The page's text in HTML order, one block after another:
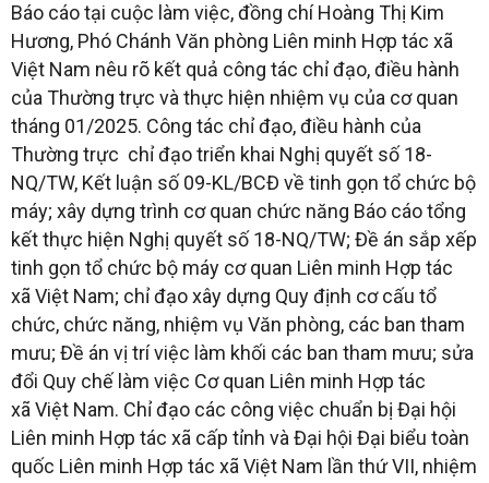
Báo cáo tại cuộc làm việc, đồng chí Hoàng Thị Kim
Hương, Phó Chánh Văn phòng Liên minh Hợp tác xã
Việt Nam nêu rõ kết quả công tác chỉ đạo, điều hành
của Thường trực và thực hiện nhiệm vụ của cơ quan
tháng 01/2025. Công tác chỉ đạo, điều hành của
Thường trực chỉ đạo triển khai Nghị quyết số 18-
NQ/TW, Kết luận số 09-KL/BCĐ về tinh gọn tổ chức bộ
máy; xây dựng trình cơ quan chức năng Báo cáo tổng
kết thực hiện Nghị quyết số 18-NQ/TW; Đề án sắp xếp
tinh gọn tổ chức bộ máy cơ quan Liên minh Hợp tác
xã Việt Nam; chỉ đạo xây dựng Quy định cơ cấu tổ
chức, chức năng, nhiệm vụ Văn phòng, các ban tham
mưu; Đề án vị trí việc làm khối các ban tham mưu; sửa
đổi Quy chế làm việc Cơ quan Liên minh Hợp tác
xã Việt Nam. Chỉ đạo các công việc chuẩn bị Đại hội
Liên minh Hợp tác xã cấp tỉnh và Đại hội Đại biểu toàn
quốc Liên minh Hợp tác xã Việt Nam lần thứ VII, nhiệm